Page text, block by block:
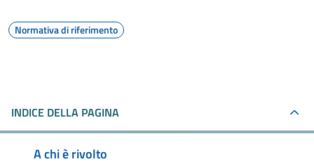
Normativa di riferimento
INDICE DELLA PAGINA
A chi è rivolto